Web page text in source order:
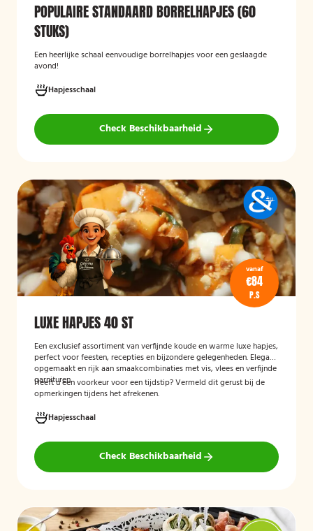
POPULAIRE STANDAARD BORRELHAPJES (60
STUKS)
Een heerlijke schaal eenvoudige borrelhapjes voor een geslaagde
avond!
Hapjesschaal
Check Beschikbaarheid
vanaf
€84
P.S
LUXE HAPJES 40 ST
Een exclusief assortiment van verfijnde koude en warme luxe hapjes,
perfect voor feesten, recepties en bijzondere gelegenheden. Elegant
opgemaakt en rijk aan smaakcombinaties met vis, vlees en verfijnde
garnituren.
Heeft u een voorkeur voor een tijdstip? Vermeld dit gerust bij de
opmerkingen tijdens het afrekenen.
Hapjesschaal
Check Beschikbaarheid